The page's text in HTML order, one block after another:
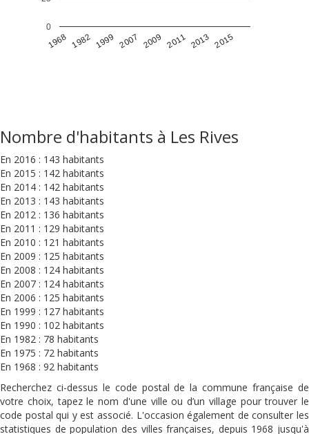
1968 1982 1999 2007 2009 2011 2013 2015
0
Nombre d'habitants à Les Rives
En 2016 : 143 habitants
En 2015 : 142 habitants
En 2014 : 142 habitants
En 2013 : 143 habitants
En 2012 : 136 habitants
En 2011 : 129 habitants
En 2010 : 121 habitants
En 2009 : 125 habitants
En 2008 : 124 habitants
En 2007 : 124 habitants
En 2006 : 125 habitants
En 1999 : 127 habitants
En 1990 : 102 habitants
En 1982 : 78 habitants
En 1975 : 72 habitants
En 1968 : 92 habitants
Recherchez ci-dessus le code postal de la commune française de
votre choix, tapez le nom d'une ville ou d’un village pour trouver le
code postal qui y est associé. L'occasion également de consulter les
statistiques de population des villes françaises, depuis 1968 jusqu'à